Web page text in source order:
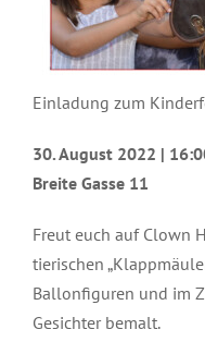
Einladung zum
30. August 2022 |
Breite Gasse 11
Freut euch auf Clown
tierischen
Ballonfiguren und im
Gesichter bemalt.